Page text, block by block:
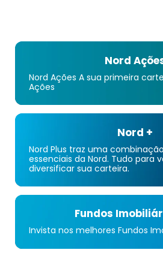
Nord
Nord Ações A sua primeira
Ações
Nord +
Nord Plus traz uma
essenciais da Nord. Tudo para
diversificar sua carteira.
Fundos
Invista nos melhores Fundos